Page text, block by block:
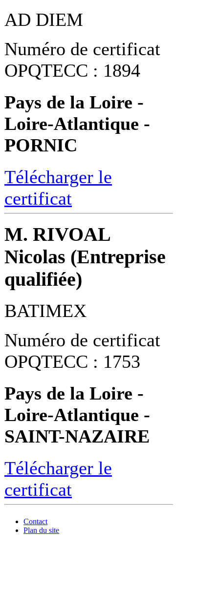
AD DIEM
Numéro de certificat
OPQTECC : 1894
Pays de la Loire -
Loire-Atlantique -
PORNIC
Télécharger le
certificat
M. RIVOAL
Nicolas (Entreprise
qualifiée)
BATIMEX
Numéro de certificat
OPQTECC : 1753
Pays de la Loire -
Loire-Atlantique -
SAINT-NAZAIRE
Télécharger le
certificat
Contact
Plan du site